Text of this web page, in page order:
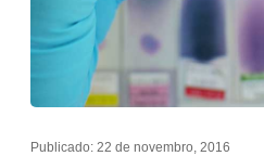
Publicado: 22 de novembro, 2016